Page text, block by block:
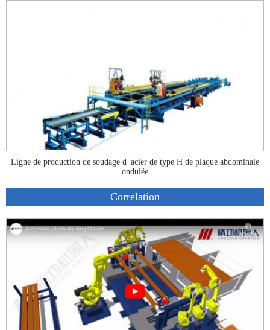
Ligne de production de soudage d 'acier de type H de plaque abdominale
ondulée
Correlation